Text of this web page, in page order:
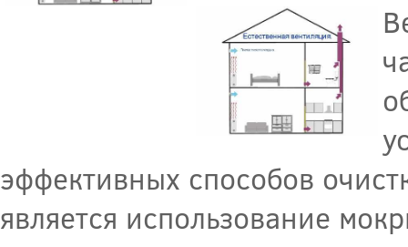
эффективных способов
является использование